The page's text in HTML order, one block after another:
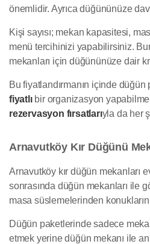
önemlidir. Ayrıca düğününüze
Kişi sayısı; mekan kapasitesi,
menü tercihinizi yapabilirsiniz.
mekanları için düğününüze dair
Bu fiyatlandırmanın içinde
fiyatlıbir organizasyon
rezervasyon fırsatlarıyla da her
Arnavutköy Kır Düğünü
Arnavutköy kır düğün mekanları
sonrasında düğün mekanları ile
masa süslemelerinden
Düğün paketlerinde sadece
etmek yerine düğün mekanı ile